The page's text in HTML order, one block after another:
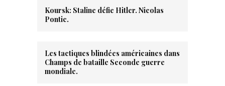
Koursk: Staline défie Hitler. Nicolas
Pontic.
Les tactiques blindées américaines dans
Champs de bataille Seconde guerre
mondiale.